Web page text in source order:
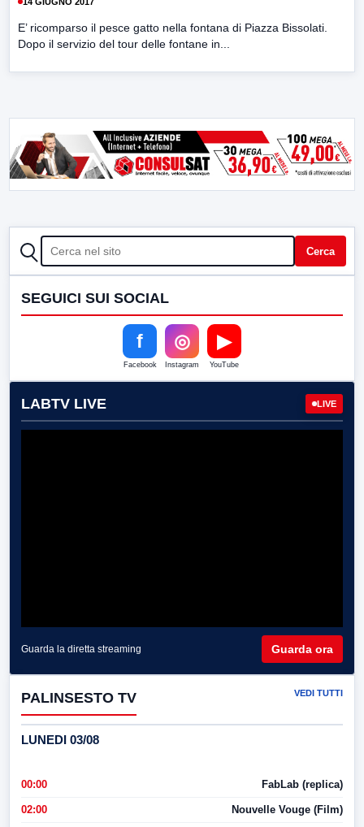
E’ ricomparso il pesce gatto nella fontana di Piazza Bissolati.
Dopo il servizio del tour delle fontane in...
CERCA Cerca
SEGUICI SUI SOCIAL
f
Facebook
◎
Instagram
▶
YouTube
LABTV LIVE LIVE
Guarda la diretta streaming Guarda ora
PALINSESTO TV VEDI TUTTI
LUNEDI 03/08
00:00 FabLab (replica)
02:00 Nouvelle Vouge (Film)